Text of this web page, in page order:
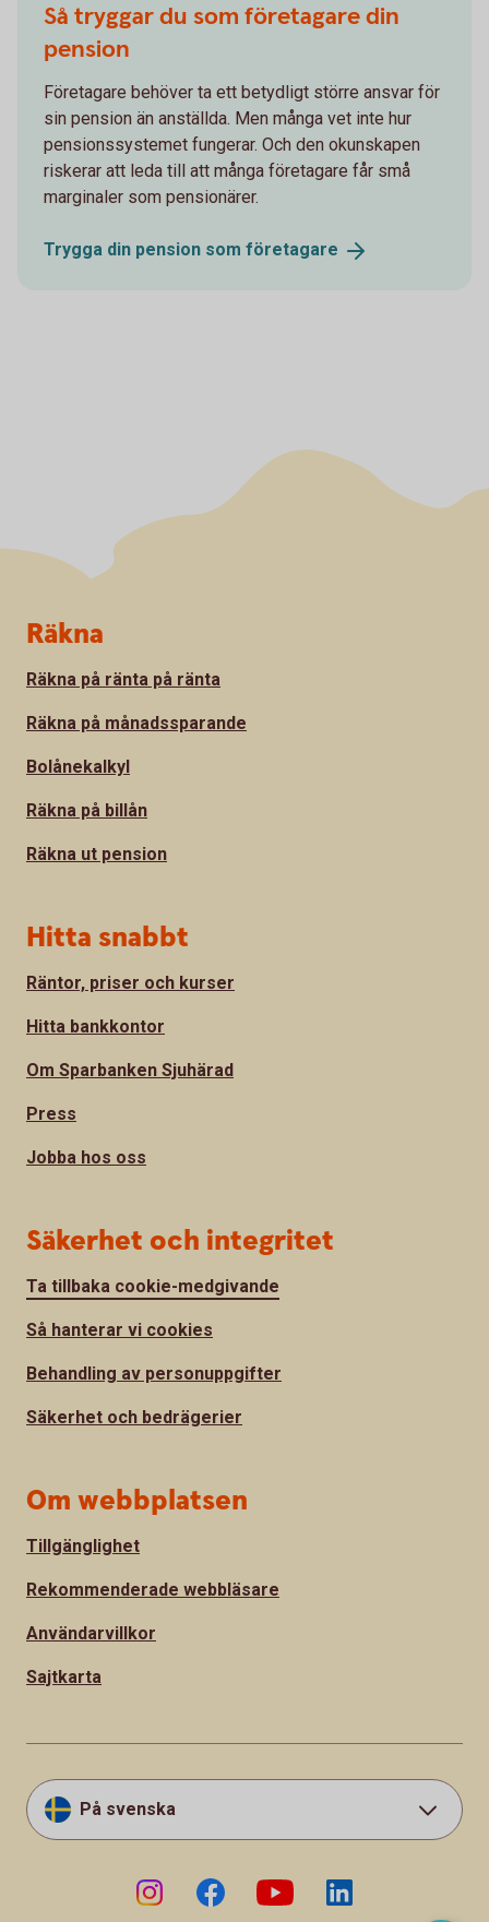
Så tryggar du som företagare din
pension
Företagare behöver ta ett betydligt större ansvar för
sin pension än anställda. Men många vet inte hur
pensionssystemet fungerar. Och den okunskapen
riskerar att leda till att många företagare får små
marginaler som pensionärer.
Trygga din pension som företagare
Sidfot
Räkna
Räkna på ränta på ränta
Räkna på månadssparande
Bolånekalkyl
Räkna på billån
Räkna ut pension
Hitta snabbt
Räntor, priser och kurser
Hitta bankkontor
Om Sparbanken Sjuhärad
Press
Jobba hos oss
Säkerhet och integritet
Ta tillbaka cookie-medgivande
Så hanterar vi cookies
Behandling av personuppgifter
Säkerhet och bedrägerier
Om webbplatsen
Tillgänglighet
Rekommenderade webbläsare
Användarvillkor
Sajtkarta
På svenska